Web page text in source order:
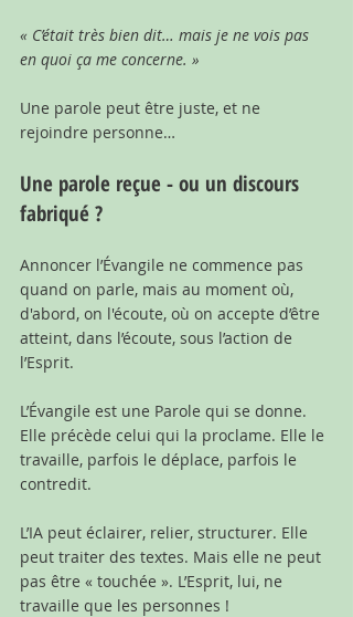
« C’était très bien dit… mais je ne vois pas
en quoi ça me concerne. »
Une parole peut être juste, et ne
rejoindre personne…
Une parole reçue - ou un discours
fabriqué ?
Annoncer l’Évangile ne commence pas
quand on parle, mais au moment où,
d'abord, on l'écoute, où on accepte d’être
atteint, dans l’écoute, sous l’action de
l’Esprit.
L’Évangile est une Parole qui se donne.
Elle précède celui qui la proclame. Elle le
travaille, parfois le déplace, parfois le
contredit.
L’IA peut éclairer, relier, structurer. Elle
peut traiter des textes. Mais elle ne peut
pas être « touchée ». L’Esprit, lui, ne
travaille que les personnes !